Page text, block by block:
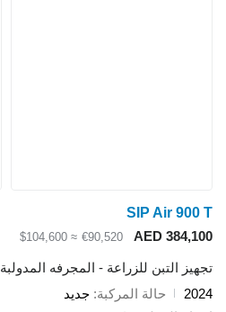
SIP Air 900 T
AED 384,100
€90,520
≈ $104,600
تجهيز التبن للزراعة - المجرفه المدولبة
2024
حالة المركبة جديد